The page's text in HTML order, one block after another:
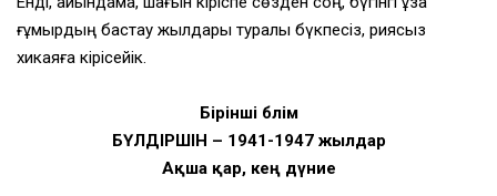
ғұмырдың бастау жылдары туралы бүкпесіз, риясыз
хикаяға кірісейік.
Бірінші бөлім
БҮЛДІРШІН – 1941-1947 жылдар
Ақша қар, кең дүние